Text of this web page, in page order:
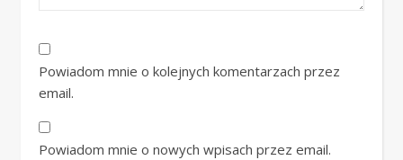
Powiadom mnie o kolejnych komentarzach przez
email.
Powiadom mnie o nowych wpisach przez email.